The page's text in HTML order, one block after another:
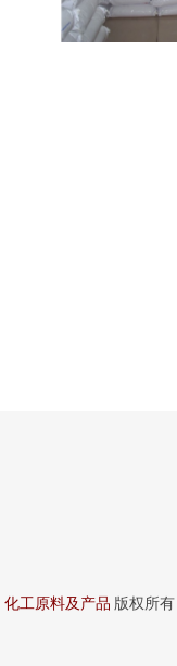
化工原料及产品 版权所有